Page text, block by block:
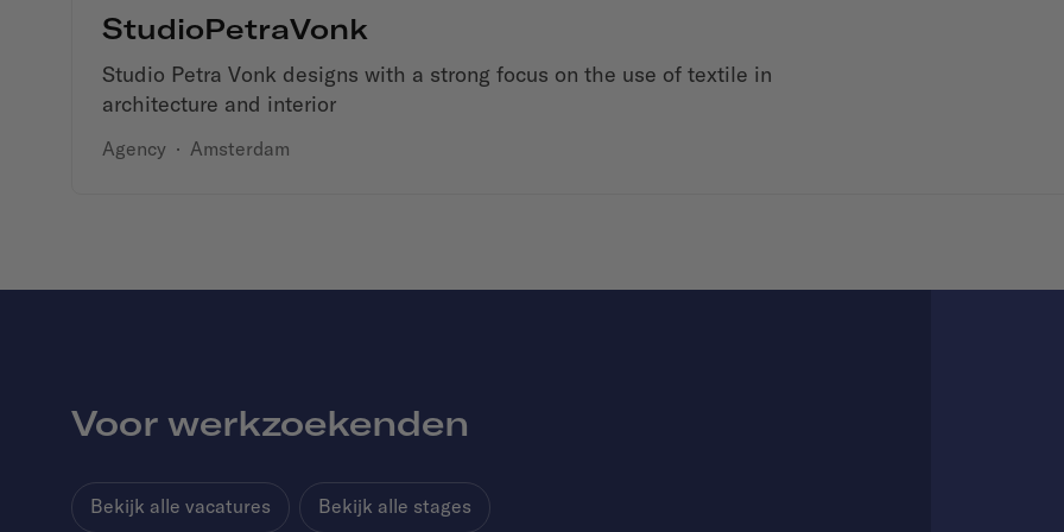
StudioPetraVonk
Studio Petra Vonk designs with a strong focus on the use of textile in
architecture and interior
Agency · Amsterdam
Voor werkzoekenden
Bekijk alle vacatures Bekijk alle stages